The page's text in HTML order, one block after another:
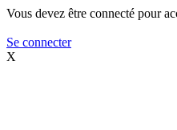
Vous devez être connecté pour
Se connecter
X